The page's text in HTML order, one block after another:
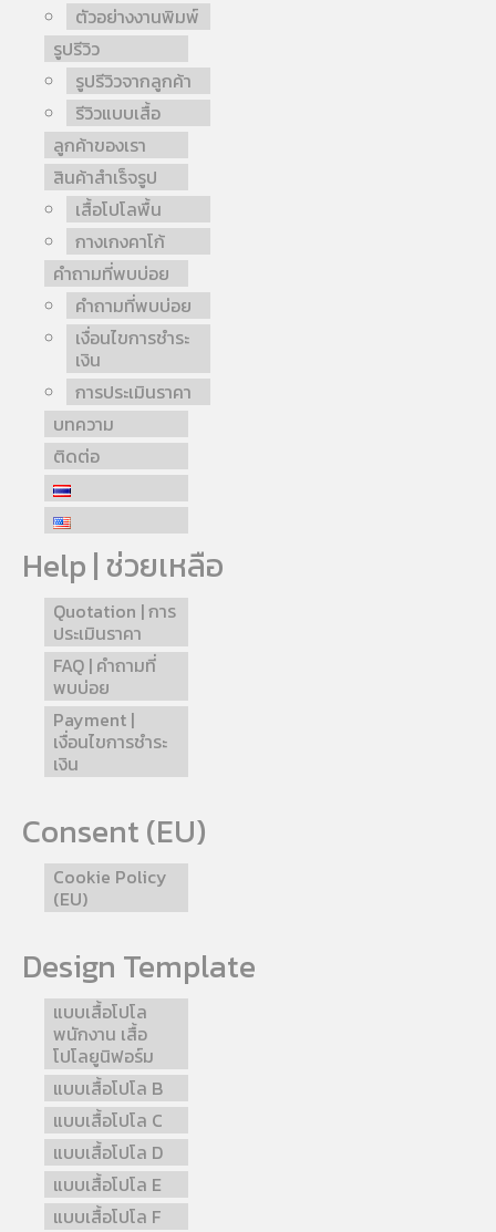
ตัวอย่างงานพิมพ์
รูปรีวิว
รูปรีวิวจากลูกค้า
รีวิวแบบเสื้อ
ลูกค้าของเรา
สินค้าสำเร็จรูป
เสื้อโปโลพื้น
กางเกงคาโก้
คำถามที่พบบ่อย
คำถามที่พบบ่อย
เงื่อนไขการชำระ
เงิน
การประเมินราคา
บทความ
ติดต่อ
Help | ช่วยเหลือ
Quotation | การ
ประเมินราคา
FAQ | คำถามที่
พบบ่อย
Payment |
เงื่อนไขการชำระ
เงิน
Consent (EU)
Cookie Policy
(EU)
Design Template
แบบเสื้อโปโล
พนักงาน เสื้อ
โปโลยูนิฟอร์ม
แบบเสื้อโปโล B
แบบเสื้อโปโล C
แบบเสื้อโปโล D
แบบเสื้อโปโล E
แบบเสื้อโปโล F